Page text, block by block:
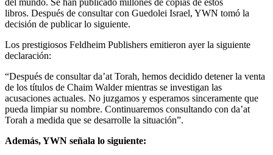
libros. Después de consultar con Guedolei Israel, YWN tomó la
decisión de publicar lo siguiente.
Los prestigiosos Feldheim Publishers emitieron ayer la siguiente
declaración:
“Después de consultar da’at Torah, hemos decidido detener la venta
de los títulos de Chaim Walder mientras se investigan las
acusaciones actuales. No juzgamos y esperamos sinceramente que
pueda limpiar su nombre. Continuaremos consultando con da’at
Torah a medida que se desarrolle la situación”.
Además, YWN señala lo siguiente: